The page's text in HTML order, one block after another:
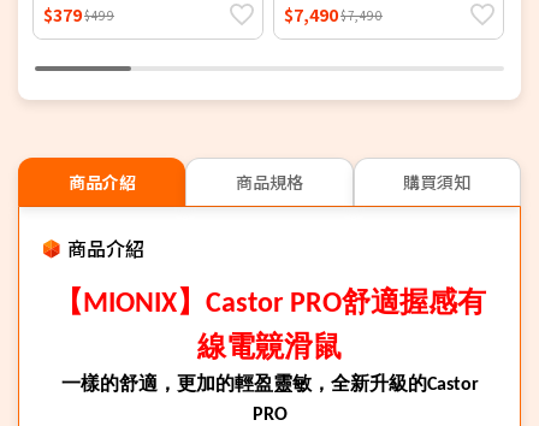
$379$499 $7,490$7,490
商品介紹 商品規格 購買須知
商品介紹
【 MIONIX】 Castor PRO舒適握感有
線電竸滑鼠
一樣的舒適，更加的輕盈靈敏，全新升級的Castor
PRO